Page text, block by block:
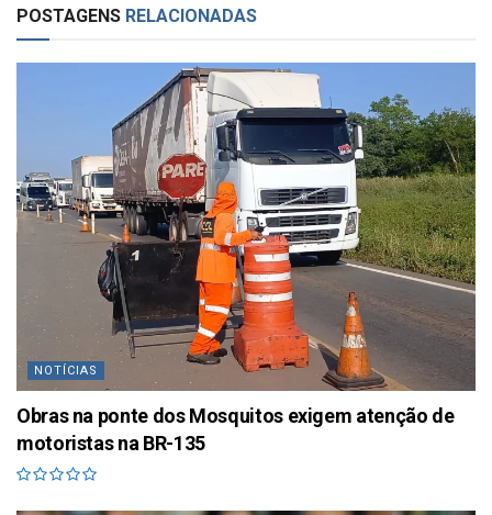
POSTAGENS RELACIONADAS
NOTÍCIAS
Obras na ponte dos Mosquitos exigem atenção de
motoristas na BR-135